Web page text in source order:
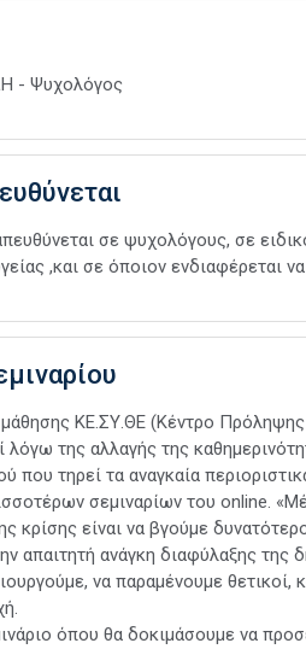
- Ψυχολόγος
σε ψυχολόγους, σε
,και σε όποιον ενδιαφέρεται
ΚΕ.ΣΥ.ΘΕ (Κέντρο
λόγω της αλλαγής της
που τηρεί τα αναγκαία
σεμιναρίων του online.
κρίσης είναι να βγούμε
απαιτητή ανάγκη διαφύλαξης
να παραμένουμε θετικοί,
όπου θα δοκιμάσουμε να